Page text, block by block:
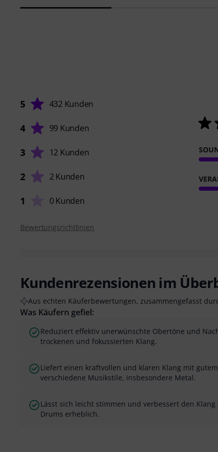
5 432 Kunden
4 99 Kunden
3 12 Kunden
2 2 Kunden
1 0 Kunden
Bewertungsrichtlinien
Kundenrezensionen im
Aus echten Käuferbewertungen, zusammengefasst
Was Käufern gefiel:
Reduziert effektiv unerwünschte Obertöne und
trockenen und fokussierten Klang.
Liefert einen kraftvollen und klaren Klang mit
verschiedene Musikstile, insbesondere Metal.
Lässt sich leicht stimmen und verbessert den
Drums erheblich.